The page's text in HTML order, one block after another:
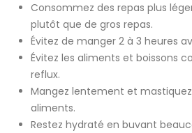
Consommez des repas plus
plutôt que de gros repas.
Évitez de manger 2 à 3 heures
Évitez les aliments et boissons
reflux.
Mangez lentement et
aliments.
Restez hydraté en buvant